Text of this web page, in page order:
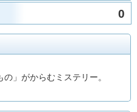
0
」がからむミステリー。